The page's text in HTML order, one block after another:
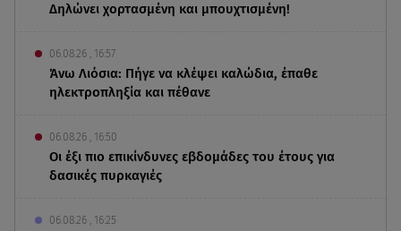
Δηλώνει χορτασμένη και μπουχτισμένη!
06.08.26 , 16:57
Άνω Λιόσια: Πήγε να κλέψει καλώδια, έπαθε
ηλεκτροπληξία και πέθανε
06.08.26 , 16:50
Οι έξι πιο επικίνδυνες εβδομάδες του έτους για
δασικές πυρκαγιές
06.08.26 , 16:25